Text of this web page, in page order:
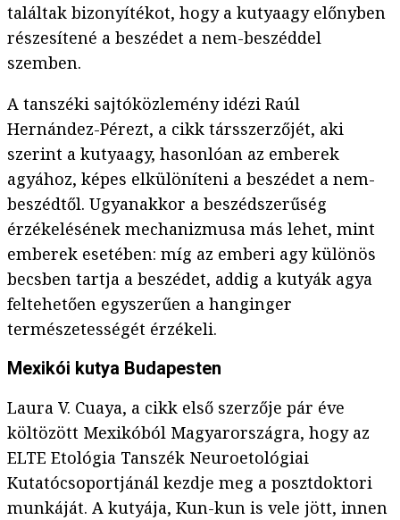
találtak bizonyítékot, hogy a kutyaagy előnyben
részesítené a beszédet a nem-beszéddel
szemben.
A tanszéki sajtóközlemény idézi Raúl
Hernández-Pérezt, a cikk társszerzőjét, aki
szerint a kutyaagy, hasonlóan az emberek
agyához, képes elkülöníteni a beszédet a nem-
beszédtől. Ugyanakkor a beszédszerűség
érzékelésének mechanizmusa más lehet, mint
emberek esetében: míg az emberi agy különös
becsben tartja a beszédet, addig a kutyák agya
feltehetően egyszerűen a hanginger
természetességét érzékeli.
Mexikói kutya Budapesten
Laura V. Cuaya, a cikk első szerzője pár éve
költözött Mexikóból Magyarországra, hogy az
ELTE Etológia Tanszék Neuroetológiai
Kutatócsoportjánál kezdje meg a posztdoktori
munkáját. A kutyája, Kun-kun is vele jött, innen